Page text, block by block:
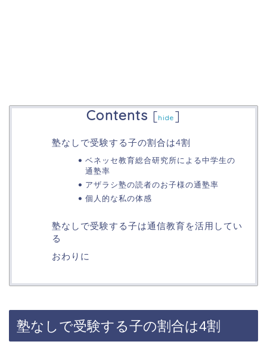
Contents [hide ]
塾なしで受験する子の割合は4割
ベネッセ教育総合研究所による中学生の
通塾率
アザラシ塾の読者のお子様の通塾率
個人的な私の体感
塾なしで受験する子は通信教育を活用してい
る
おわりに
塾なしで受験する子の割合は4割